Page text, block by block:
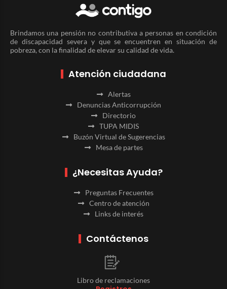
Brindamos una pensión no contributiva a personas en condición
de discapacidad severa y que se encuentren en situación de
pobreza, con la finalidad de elevar su calidad de vida.
Atención ciudadana
Alertas
Denuncias Anticorrupción
Directorio
TUPA MIDIS
Buzón Virtual de Sugerencias
Mesa de partes
¿Necesitas Ayuda?
Preguntas Frecuentes
Centro de atención
Links de interés
Contáctenos
Libro de reclamaciones